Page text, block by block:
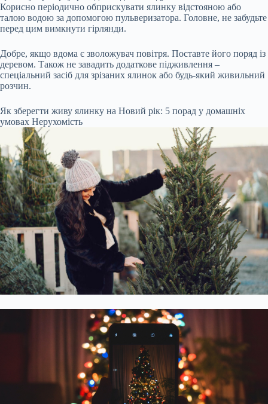
Корисно періодично обприскувати ялинку відстояною або
талою водою за допомогою пульверизатора. Головне, не забудьте
перед цим вимкнути гірлянди.
Добре, якщо вдома є зволожувач повітря. Поставте його поряд із
деревом. Також не завадить додаткове підживлення –
спеціальний засіб для зрізаних ялинок або будь-який живильний
розчин.
Як зберегти живу ялинку на Новий рік: 5 порад у домашніх
умовах Нерухомість